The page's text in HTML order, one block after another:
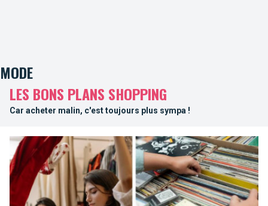
MODE
LES BONS PLANS SHOPPING
Car acheter malin, c'est toujours plus sympa !